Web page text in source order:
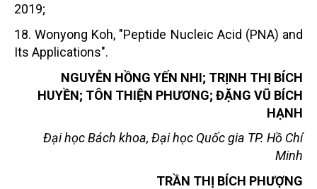
2019;
18. Wonyong Koh, "Peptide Nucleic Acid (PNA) and
Its Applications".
NGUYỄN HỒNG YẾN NHI; TRỊNH THỊ BÍCH
HUYỀN; TÔN THIỆN PHƯƠNG; ĐẶNG VŨ BÍCH
HẠNH
Đại học Bách khoa, Đại học Quốc gia TP. Hồ Chí
Minh
TRẦN THỊ BÍCH PHƯỢNG